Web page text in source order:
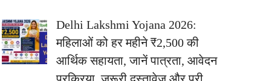
Delhi Lakshmi Yojana 2026:
महिलाओं को हर महीने ₹2,500 की
आर्थिक सहायता, जानें पात्रता, आवेदन